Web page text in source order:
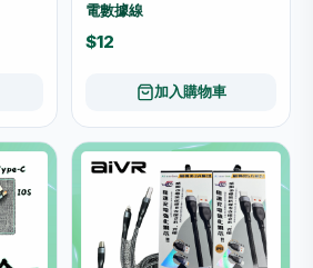
電數據線
$12
加入購物車